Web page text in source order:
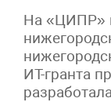
На «ЦИПР»
ИТ-гранта